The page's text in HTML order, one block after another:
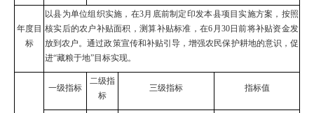
年度目
标
以县为单位组织实施，在3月 底前制定印发本县项目实施方案，按照
核实后的农户补贴面积，测算补贴标准，在6 月 30日前将补贴资金发
放到农 户。通过政策宣传和补贴引导，增强农民保护耕地的意识，促
进“藏粮于地”目标实现。
一级指标
二级指
标
三级指标 指标值